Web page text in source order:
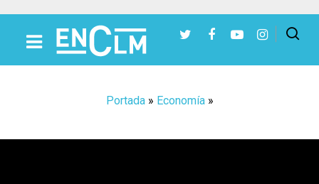
Portada» Economía»